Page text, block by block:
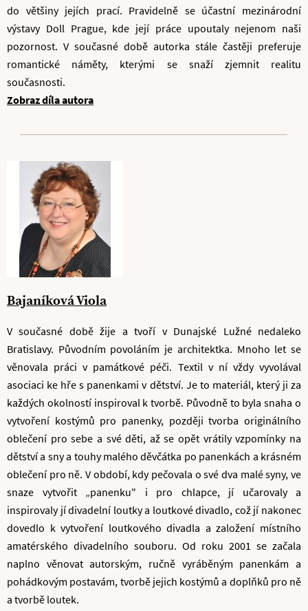
do většiny jejích prací. Pravidelně se účastní mezinárodní
výstavy Doll Prague, kde její práce upoutaly nejenom naši
pozornost. V současné době autorka stále častěji preferuje
romantické náměty, kterými se snaží zjemnit realitu
současnosti.
Zobraz díla autora
Bajaníková Viola
V současné době žije a tvoří v Dunajské Lužné nedaleko
Bratislavy. Původním povoláním je architektka. Mnoho let se
věnovala práci v památkové péči. Textil v ní vždy vyvolával
asociaci ke hře s panenkami v dětství. Je to materiál, který ji za
každých okolností inspiroval k tvorbě. Původně to byla snaha o
vytvoření kostýmů pro panenky, později tvorba originálního
oblečení pro sebe a své děti, až se opět vrátily vzpomínky na
dětství a sny a touhy malého děvčátka po panenkách a krásném
oblečení pro ně. V období, kdy pečovala o své dva malé syny, ve
snaze vytvořit „panenku" i pro chlapce, jí učarovaly a
inspirovaly jí divadelní loutky a loutkové divadlo, což jí nakonec
dovedlo k vytvoření loutkového divadla a založení místního
amatérského divadelního souboru. Od roku 2001 se začala
naplno věnovat autorským, ručně vyráběným panenkám a
pohádkovým postavám, tvorbě jejich kostýmů a doplňků pro ně
a tvorbě loutek.